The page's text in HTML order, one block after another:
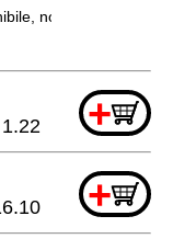
non ordinabile
+
1.22
+